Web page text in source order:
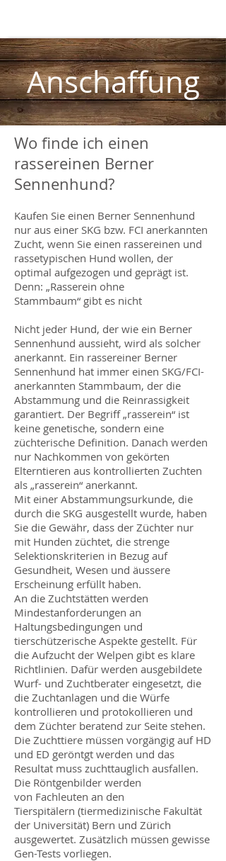
Anschaffung
Wo finde ich einen
rassereinen Berner
Sennenhund?
Kaufen Sie einen Berner Sennenhund
nur aus einer SKG bzw. FCI anerkannten
Zucht, wenn Sie einen rassereinen und
rassetypischen Hund wollen, der
optimal aufgezogen und geprägt ist.
Denn: „Rasserein ohne
Stammbaum“ gibt es nicht
Nicht jeder Hund, der wie ein Berner
Sennenhund aussieht, wird als solcher
anerkannt. Ein rassereiner Berner
Sennenhund hat immer einen SKG/FCI-
anerkannten Stammbaum, der die
Abstammung und die Reinrassigkeit
garantiert. Der Begriff „rasserein“ ist
keine genetische, sondern eine
züchterische Definition. Danach werden
nur Nachkommen von gekörten
Elterntieren aus kontrollierten Zuchten
als „rasserein“ anerkannt.
Mit einer Abstammungsurkunde, die
durch die SKG ausgestellt wurde, haben
Sie die Gewähr, dass der Züchter nur
mit Hunden züchtet, die strenge
Selektionskriterien in Bezug auf
Gesundheit, Wesen und äussere
Erscheinung erfüllt haben.
An die Zuchtstätten werden
Mindestanforderungen an
Haltungsbedingungen und
tierschützerische Aspekte gestellt. Für
die Aufzucht der Welpen gibt es klare
Richtlinien. Dafür werden ausgebildete
Wurf- und Zuchtberater eingesetzt, die
die Zuchtanlagen und die Würfe
kontrollieren und protokollieren und
dem Züchter beratend zur Seite stehen.
Die Zuchttiere müssen vorgängig auf HD
und ED geröntgt werden und das
Resultat muss zuchttauglich ausfallen.
Die Röntgenbilder werden
von Fachleuten an den
Tierspitälern (tiermedizinische Fakultät
der Universität) Bern und Zürich
ausgewertet. Zusätzlich müssen gewisse
Gen-Tests vorliegen.